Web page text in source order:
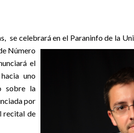
se celebrará en el Paraninfo de la
Número
el
uno
sobre la
por
recital de